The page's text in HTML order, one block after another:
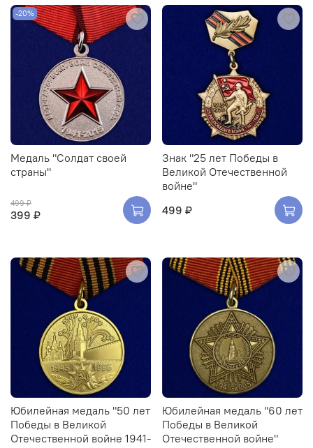
-20%
Медаль "Солдат своей
страны"
499 ₽
399 ₽
Знак "25 лет Победы в
Великой Отечественной
войне"
499 ₽
Юбилейная медаль "50 лет
Победы в Великой
Отечественной войне 1941-
Юбилейная медаль "60 лет
Победы в Великой
Отечественной войне"